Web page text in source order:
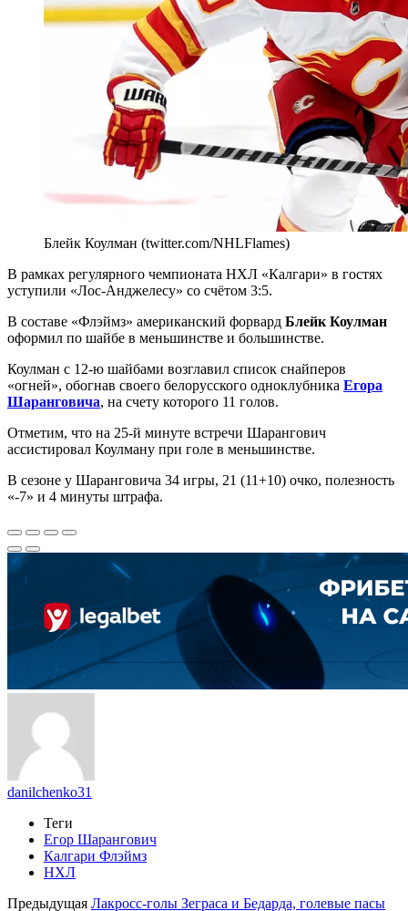
Блейк Коулман (twitter.com/NHLFlames)
В рамках регулярного чемпионата НХЛ «Калгари» в гостях
уступили «Лос-Анджелесу» со счётом 3:5.
В составе «Флэймз» американский форвард Блейк Коулман
оформил по шайбе в меньшинстве и большинстве.
Коулман с 12-ю шайбами возглавил список снайперов
«огней», обогнав своего белорусского одноклубника Егора
Шаранговича, на счету которого 11 голов.
Отметим, что на 25-й минуте встречи Шарангович
ассистировал Коулману при голе в меньшинстве.
В сезоне у Шаранговича 34 игры, 21 (11+10) очко, полезность
«-7» и 4 минуты штрафа.
danilchenko31
Теги
Егор Шарангович
Калгари Флэймз
НХЛ
Предыдущая Лакросс-голы Зеграса и Бедарда, голевые пасы